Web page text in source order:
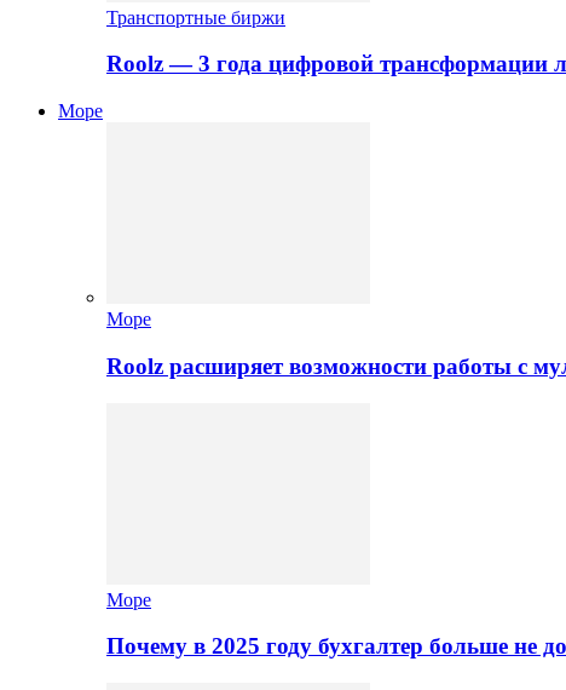
Транспортные биржи
Roolz — 3 года цифровой трансформации
Море
Море
Roolz расширяет возможности работы с
Море
Почему в 2025 году бухгалтер больше не